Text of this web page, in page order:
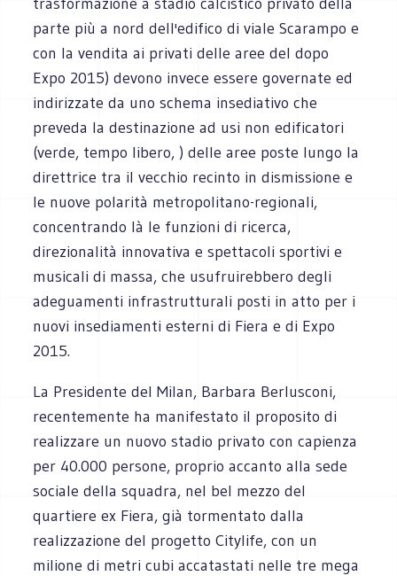
parte più a nord dell'edifico di viale Scarampo e
con la vendita ai privati delle aree del dopo
Expo 2015) devono invece essere governate ed
indirizzate da uno schema insediativo che
preveda la destinazione ad usi non edificatori
(verde, tempo libero, ) delle aree poste lungo la
direttrice tra il vecchio recinto in dismissione e
le nuove polarità metropolitano-regionali,
concentrando là le funzioni di ricerca,
direzionalità innovativa e spettacoli sportivi e
musicali di massa, che usufruirebbero degli
adeguamenti infrastrutturali posti in atto per i
nuovi insediamenti esterni di Fiera e di Expo
2015.
La Presidente del Milan, Barbara Berlusconi,
recentemente ha manifestato il proposito di
realizzare un nuovo stadio privato con capienza
per 40.000 persone, proprio accanto alla sede
sociale della squadra, nel bel mezzo del
quartiere ex Fiera, già tormentato dalla
realizzazione del progetto Citylife, con un
milione di metri cubi accatastati nelle tre mega